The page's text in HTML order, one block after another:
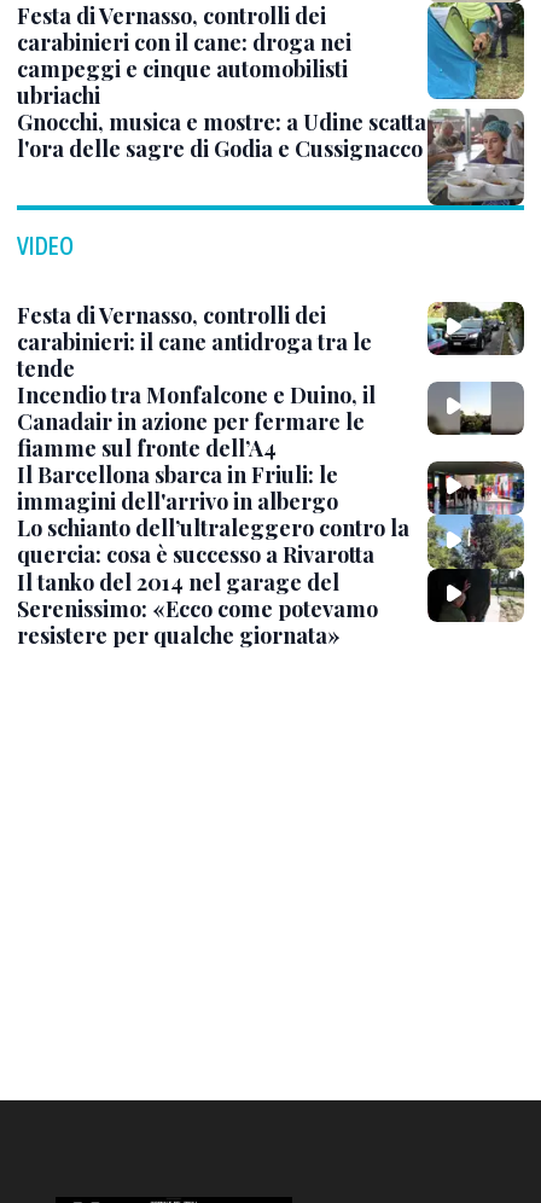
Festa di Vernasso, controlli dei
carabinieri con il cane: droga nei
campeggi e cinque automobilisti
ubriachi
Gnocchi, musica e mostre: a Udine scatta
l'ora delle sagre di Godia e Cussignacco
VIDEO
Festa di Vernasso, controlli dei
carabinieri: il cane antidroga tra le
tende
Incendio tra Monfalcone e Duino, il
Canadair in azione per fermare le
fiamme sul fronte dell’A4
Il Barcellona sbarca in Friuli: le
immagini dell'arrivo in albergo
Lo schianto dell’ultraleggero contro la
quercia: cosa è successo a Rivarotta
Il tanko del 2014 nel garage del
Serenissimo: «Ecco come potevamo
resistere per qualche giornata»